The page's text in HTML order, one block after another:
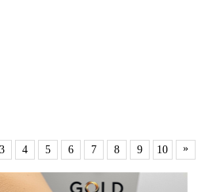
3 4 5 6 7 8 9 10 »